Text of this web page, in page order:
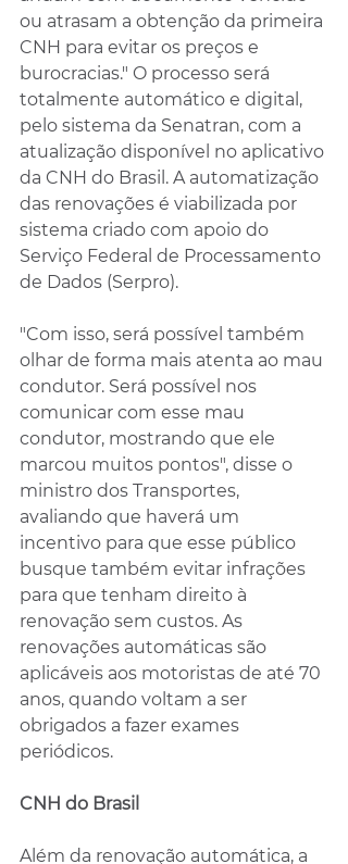
ou atrasam a obtenção da primeira
CNH para evitar os preços e
burocracias." O processo será
totalmente automático e digital,
pelo sistema da Senatran, com a
atualização disponível no aplicativo
da CNH do Brasil. A automatização
das renovações é viabilizada por
sistema criado com apoio do
Serviço Federal de Processamento
de Dados (Serpro).
"Com isso, será possível também
olhar de forma mais atenta ao mau
condutor. Será possível nos
comunicar com esse mau
condutor, mostrando que ele
marcou muitos pontos", disse o
ministro dos Transportes,
avaliando que haverá um
incentivo para que esse público
busque também evitar infrações
para que tenham direito à
renovação sem custos. As
renovações automáticas são
aplicáveis aos motoristas de até 70
anos, quando voltam a ser
obrigados a fazer exames
periódicos.
CNH do Brasil
Além da renovação automática, a